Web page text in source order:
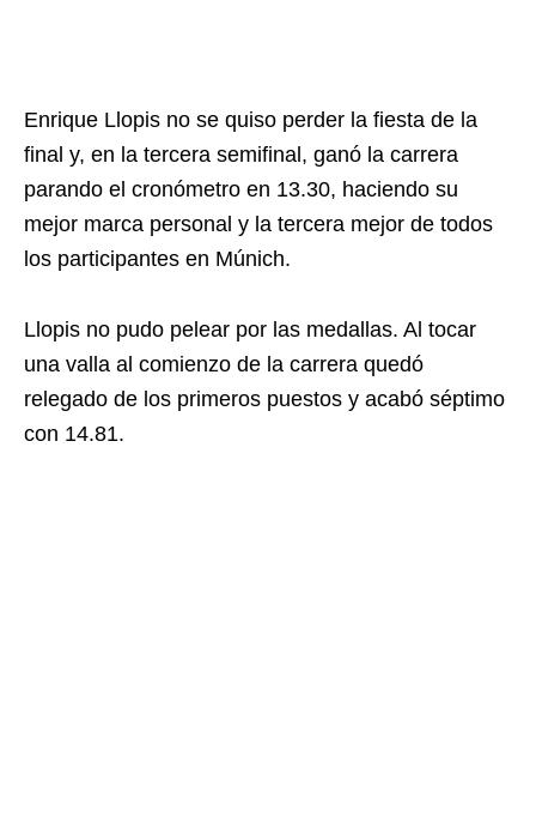
Enrique Llopis no se quiso perder la fiesta de la
final y, en la tercera semifinal, ganó la carrera
parando el cronómetro en 13.30, haciendo su
mejor marca personal y la tercera mejor de todos
los participantes en Múnich.
Llopis no pudo pelear por las medallas. Al tocar
una valla al comienzo de la carrera quedó
relegado de los primeros puestos y acabó séptimo
con 14.81.